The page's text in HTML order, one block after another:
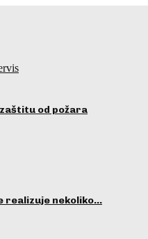
od požara
realizuje nekoliko…